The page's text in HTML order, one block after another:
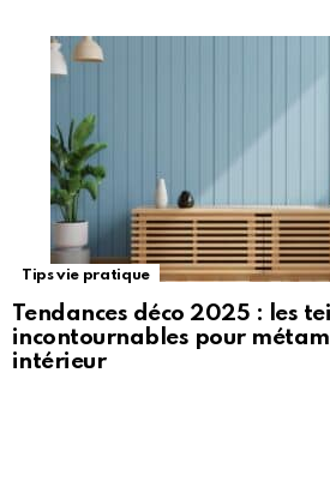
Tips vie pratique
Tendances déco 2025 : les
incontournables pour
intérieur